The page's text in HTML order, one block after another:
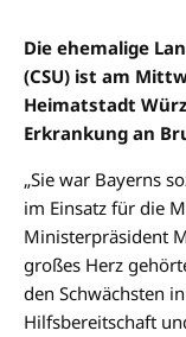
Die ehemalige
(CSU) ist am
Heimatstadt
Erkrankung an
„Sie war Bayerns
im Einsatz für die
Ministerpräsident
großes Herz
den Schwächsten
Hilfsbereitschaft